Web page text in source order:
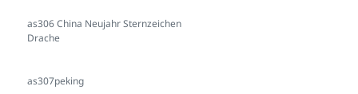
as306 China Neujahr Sternzeichen
Drache
as307peking